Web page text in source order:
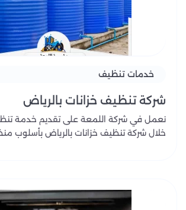
خدمات تنظيف
شركة تنظيف خزانات بالرياض
نعمل في شركة اللمعة على تقديم خدمة
خلال شركة تنظيف خزانات بالرياض بأسلوب